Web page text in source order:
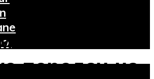
масло в
передач на